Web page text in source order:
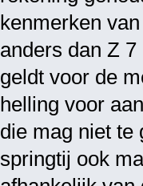
kenmerken
anders dan Z
geldt voor de
helling voor
die mag niet te
springtij ook